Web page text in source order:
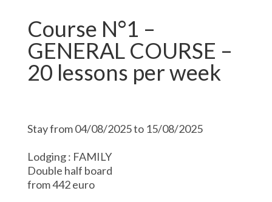
Course N°1 –
GENERAL COURSE –
20 lessons per week
Stay from 04/08/2025 to 15/08/2025
Lodging : FAMILY
Double half board
from 442 euro